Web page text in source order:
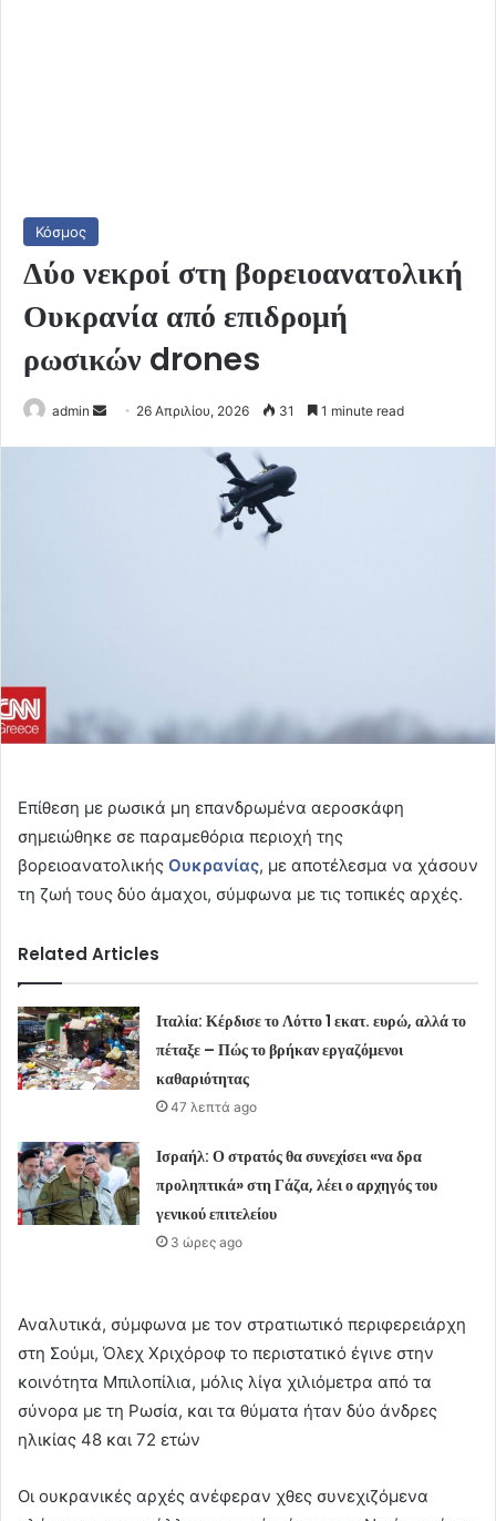
Κόσμος
Δύο νεκροί στη βορειοανατολική
Ουκρανία από επιδρομή
ρωσικών drones
admin
Send 26 Απριλίου, 2026 31 1 minute read
Επίθεση με ρωσικά μη επανδρωμένα αεροσκάφη
σημειώθηκε σε παραμεθόρια περιοχή της
βορειοανατολικής Ουκρανίας, με αποτέλεσμα να χάσουν
τη ζωή τους δύο άμαχοι, σύμφωνα με τις τοπικές αρχές.
Related Articles
Ιταλία: Κέρδισε το Λόττο 1 εκατ. ευρώ, αλλά το
πέταξε – Πώς το βρήκαν εργαζόμενοι
καθαριότητας
47 λεπτά ago
Ισραήλ: Ο στρατός θα συνεχίσει «να δρα
προληπτικά» στη Γάζα, λέει ο αρχηγός του
γενικού επιτελείου
3 ώρες ago
Αναλυτικά, σύμφωνα με τον στρατιωτικό περιφερειάρχη
στη Σούμι, Όλεχ Χριχόροφ το περιστατικό έγινε στην
κοινότητα Μπιλοπίλια, μόλις λίγα χιλιόμετρα από τα
σύνορα με τη Ρωσία, και τα θύματα ήταν δύο άνδρες
ηλικίας 48 και 72 ετών
Οι ουκρανικές αρχές ανέφεραν χθες συνεχιζόμενα